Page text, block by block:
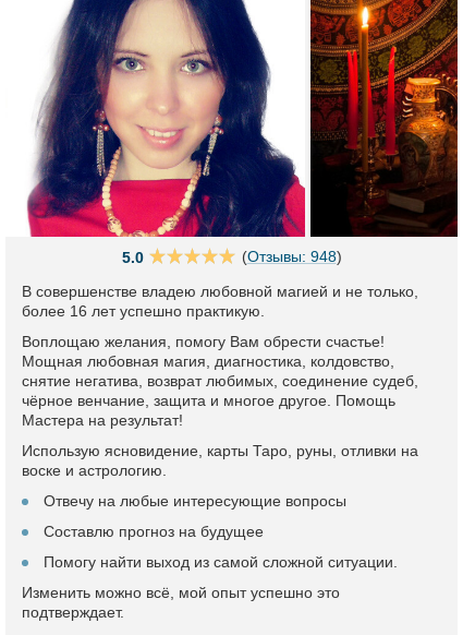
5.0 (Отзывы: 948)
В совершенстве владею любовной магией и не только,
более 16 лет успешно практикую.
Воплощаю желания, помогу Вам обрести счастье!
Мощная любовная магия, диагностика, колдовство,
снятие негатива, возврат любимых, соединение судеб,
чёрное венчание, защита и многое другое. Помощь
Мастера на результат!
Использую ясновидение, карты Таро, руны, отливки на
воске и астрологию.
Отвечу на любые интересующие вопросы
Составлю прогноз на будущее
Помогу найти выход из самой сложной ситуации.
Изменить можно всё, мой опыт успешно это
подтверждает.